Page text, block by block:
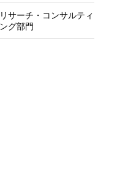
リサーチ・コンサルティ
ング部門